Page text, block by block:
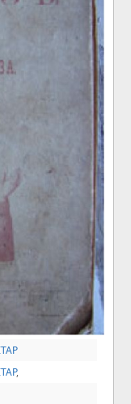
,